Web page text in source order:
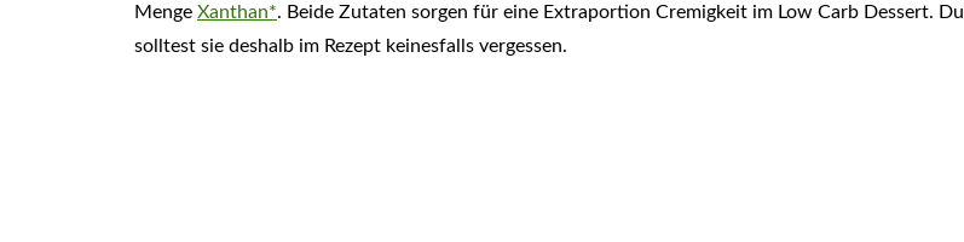
Menge Xanthan*. Beide Zutaten sorgen für eine Extraportion Cremigkeit im Low Carb Dessert. Du
solltest sie deshalb im Rezept keinesfalls vergessen.